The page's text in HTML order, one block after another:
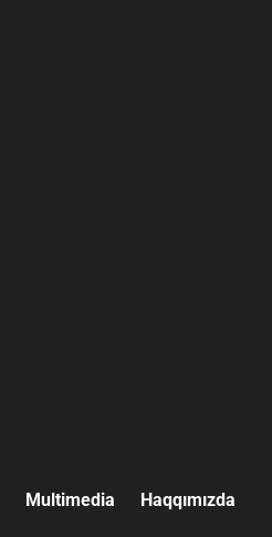
Multimedia
Haqqımızda